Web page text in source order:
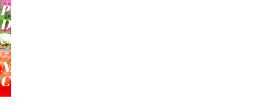
PUT
DO
SREĆE
-
NAŠE
CVEĆE